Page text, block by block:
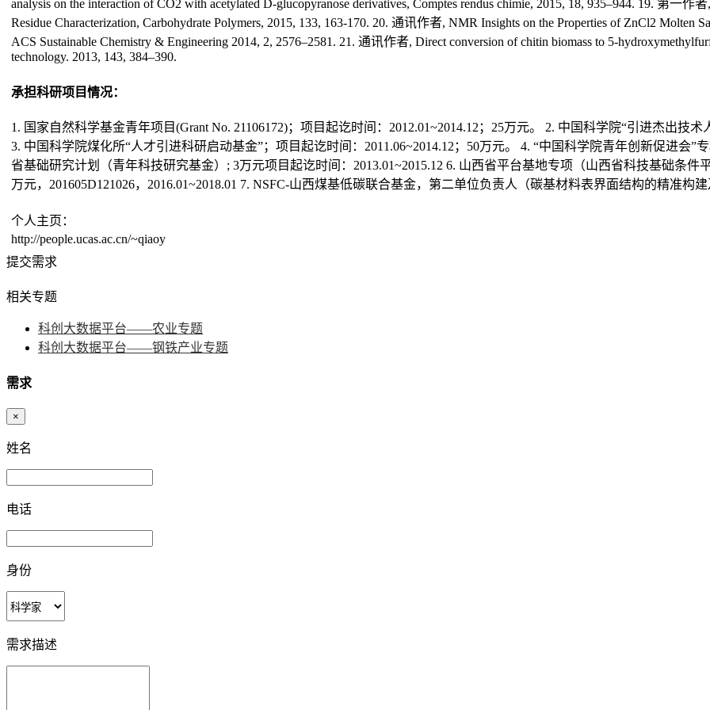
analysis on the interaction of CO2 with acetylated D-glucopyranose derivatives, Comptes rendus chimie, 2015, 18, 935–944. 19. 第一作
Residue Characterization, Carbohydrate Polymers, 2015, 133, 163-170. 20. 通讯作者, NMR Insights on the Properties of ZnCl2 Molten
ACS Sustainable Chemistry & Engineering 2014, 2, 2576–2581. 21. 通讯作者, Direct conversion of chitin biomass to 5-
technology. 2013, 143, 384–390.
承担科研项目情况：
1. 国家自然科学基金青年项目(Grant No. 21106172)；项目起讫时间：2012.01~2014.12；25万元。 2. 中国科学院“引进杰出技
3. 中国科学院煤化所“人才引进科研启动基金”；项目起讫时间：2011.06~2014.12；50万元。 4. “中国科学院青年创新促进会”
省基础研究计划（青年科技研究基金）; 3万元项目起讫时间：2013.01~2015.12 6. 山西省平台基地专项（山西省科技基础条
万元，201605D121026，2016.01~2018.01 7. NSFC-山西煤基低碳联合基金，第二单位负责人（碳基材料表界面结构的精准构
个人主页：
http://people.ucas.ac.cn/~qiaoy
提交需求
相关专题
科创大数据平台——农业专题
科创大数据平台——钢铁产业专题
需求
×
姓名
电话
身份
需求描述